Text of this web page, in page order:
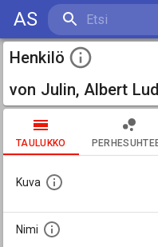
AS
Henkilö
von Julin, Albert
1944)
TAULUKKO
Kuva
Nimi